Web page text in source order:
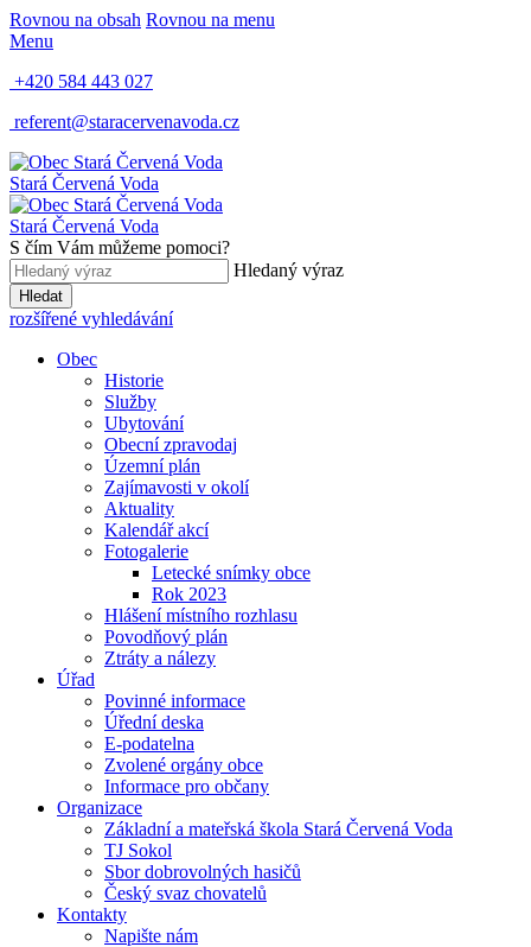
Rovnou na obsah Rovnou na menu
Menu
+420 584 443 027
referent@staracervenavoda.cz
Stará Červená Voda
Stará Červená Voda
S čím Vám můžeme pomoci?
Hledaný výraz
Hledat
rozšířené vyhledávání
Obec
Historie
Služby
Ubytování
Obecní zpravodaj
Územní plán
Zajímavosti v okolí
Aktuality
Kalendář akcí
Fotogalerie
Letecké snímky obce
Rok 2023
Hlášení místního rozhlasu
Povodňový plán
Ztráty a nálezy
Úřad
Povinné informace
Úřední deska
E-podatelna
Zvolené orgány obce
Informace pro občany
Organizace
Základní a mateřská škola Stará Červená Voda
TJ Sokol
Sbor dobrovolných hasičů
Český svaz chovatelů
Kontakty
Napište nám